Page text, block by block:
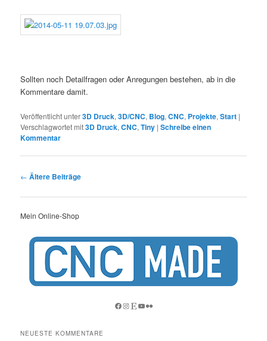
Sollten noch Detailfragen oder Anregungen bestehen, ab in die
Kommentare damit.
Veröffentlicht unter3D Druck,3D/CNC, Blog,CNC, Projekte,Start |
Verschlagwortet mit3D Druck,CNC,Tiny |Schreibe einen
Kommentar
Beitragsnavigation
← Ältere Beiträge
Mein Online-Shop
Facebook
Instagram
EtsyYouTube
Flickr
NEUESTE KOMMENTARE